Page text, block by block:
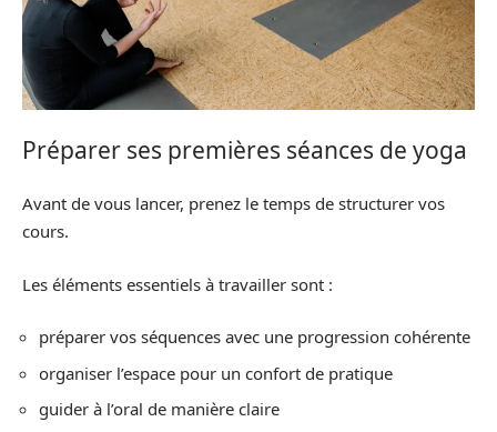
Préparer ses premières séances de yoga
Avant de vous lancer, prenez le temps de structurer vos
cours.
Les éléments essentiels à travailler sont :
préparer vos séquences avec une progression cohérente
organiser l’espace pour un confort de pratique
guider à l’oral de manière claire